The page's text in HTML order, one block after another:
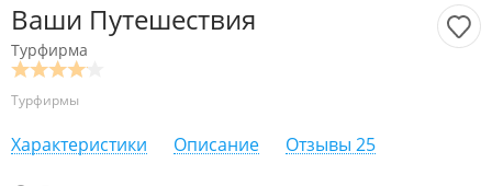
Ваши Путешествия
Турфирма
Турфирмы
Характеристики Описание Отзывы 25